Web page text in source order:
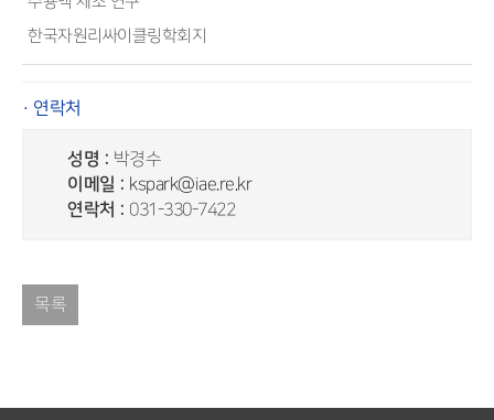
한국자원리싸이클링학회지
· 연락처
성명 : 박경수
이메일 : kspark@iae.re.kr
연락처 : 031-330-7422
목록